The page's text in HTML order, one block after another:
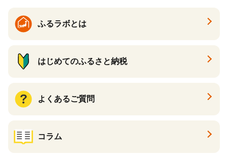
ふるラボとは
はじめてのふるさと納税
よくあるご質問
コラム